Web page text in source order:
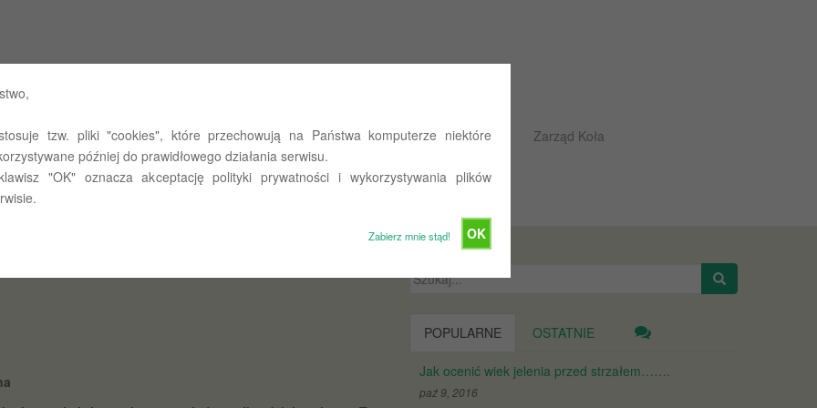
tzw. pliki "cookies", które przechowują na Państwa komputerze niektóre
później do prawidłowego działania serwisu.
"OK" oznacza akceptację polityki prywatności i wykorzystywania plików
OK
Zabierz mnie stąd!
w Olsztynie
takie miejsce… O nas Untitled Polityka prywatności Rajdowe przepisy Zarząd Koła
POPULARNE OSTATNIE
Jak ocenić wiek jelenia przed strzałem…….
paź 9, 2016